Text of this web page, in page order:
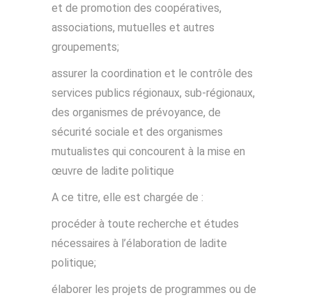
et de promotion des coopératives,
associations, mutuelles et autres
groupements;
assurer la coordination et le contrôle des
services publics régionaux, sub-régionaux,
des organismes de prévoyance, de
sécurité sociale et des organismes
mutualistes qui concourent à la mise en
œuvre de ladite politique
A ce titre, elle est chargée de :
procéder à toute recherche et études
nécessaires à l’élaboration de ladite
politique;
élaborer les projets de programmes ou de